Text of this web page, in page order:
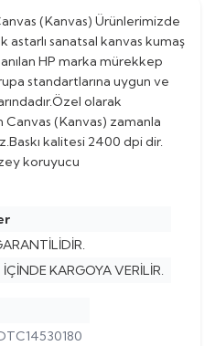
(Kanvas) Ürünlerimizde
astarlı sanatsal kanvas kumaş
HP marka mürekkep
standartlarına uygun ve
olarak
(Kanvas) zamanla
kalitesi 2400 dpi dir.
koruyucu
İÇİNDE KARGOYA VERİLİR.